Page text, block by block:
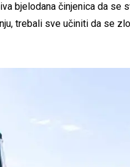
bjelodana činjenica da se
trebali sve učiniti da se